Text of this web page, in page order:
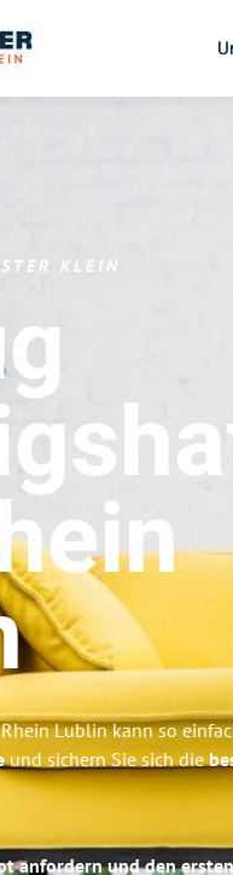
KLEIN
Lublin kann so
und sichern Sie sich die
anfordern und den